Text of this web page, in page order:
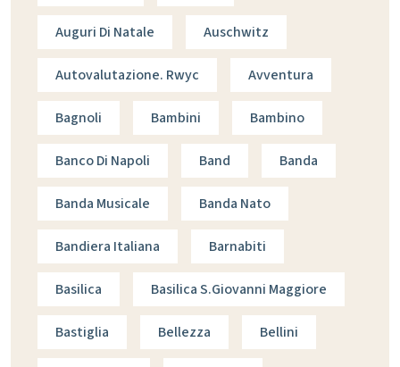
Auguri Di Natale Auschwitz
Autovalutazione. Rwyc Avventura
Bagnoli Bambini Bambino
Banco Di Napoli Band Banda
Banda Musicale Banda Nato
Bandiera Italiana Barnabiti
Basilica Basilica S.giovanni Maggiore
Bastiglia Bellezza Bellini